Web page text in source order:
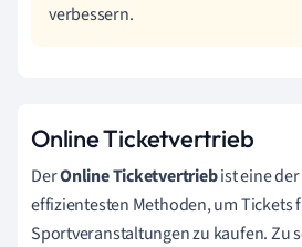
verbessern.
Online Ticketvertrieb
DerOnline Ticketvertriebist eine
effizientesten Methoden, um Tickets
Sportveranstaltungen zu kaufen. Zu